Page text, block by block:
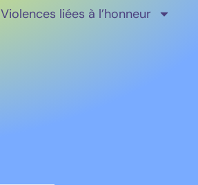
Violences liées à l’honneur